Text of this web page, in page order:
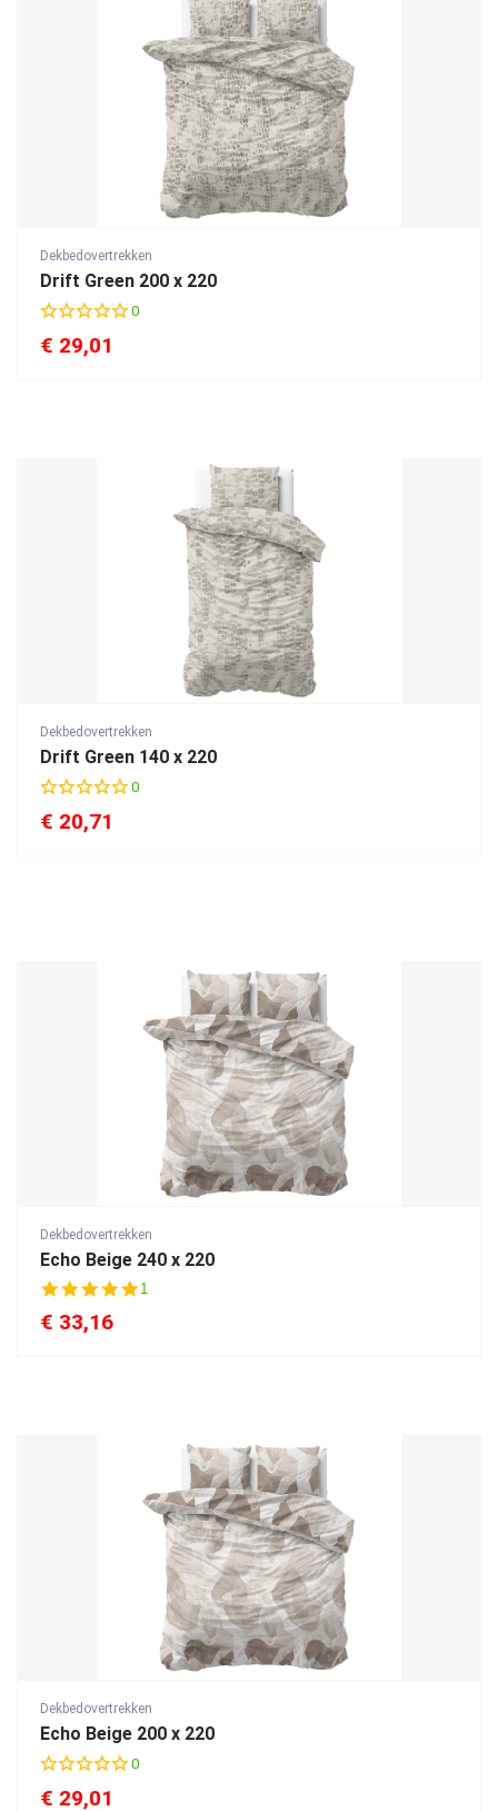
Dekbedovertrekken
Drift Green 200 x 220
0
€ 29,01
Dekbedovertrekken
Drift Green 140 x 220
0
€ 20,71
Dekbedovertrekken
Echo Beige 240 x 220
5
n
1
€ 33,16
Dekbedovertrekken
Echo Beige 200 x 220
0
€ 29,01